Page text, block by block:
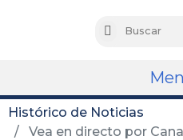
Buscar
Histórico de Noticias
Vea en directo por